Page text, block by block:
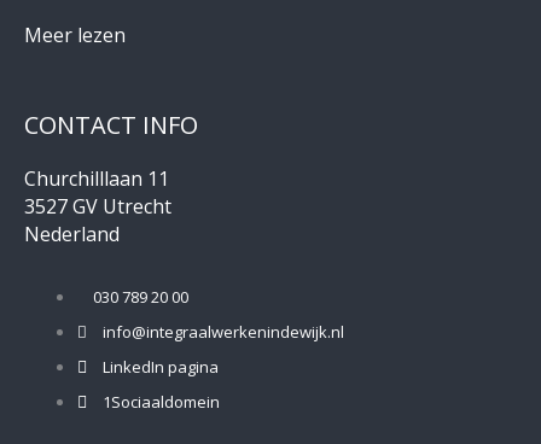
Meer lezen
CONTACT INFO
Churchilllaan 11
3527 GV Utrecht
Nederland
030 789 20 00
info@integraalwerkenindewijk.nl
LinkedIn pagina
1Sociaaldomein